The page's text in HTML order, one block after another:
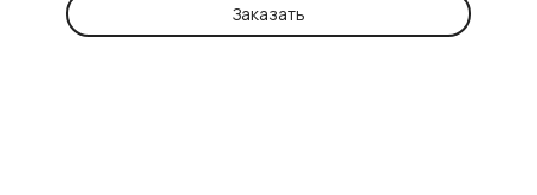
Заказать